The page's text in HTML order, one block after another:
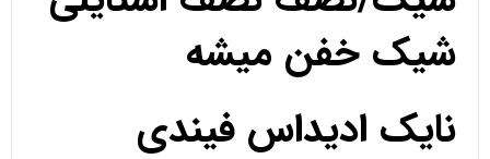
شیک خفن میشه
نایک ادیداس فیندی